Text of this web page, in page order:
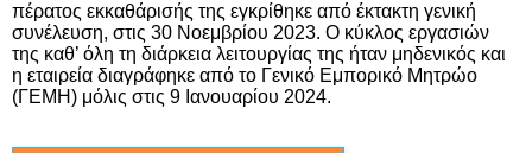
πέρατος εκκαθάρισής της εγκρίθηκε από έκτακτη γενική
συνέλευση, στις 30 Νοεμβρίου 2023. Ο κύκλος εργασιών
της καθ’ όλη τη διάρκεια λειτουργίας της ήταν μηδενικός και
η εταιρεία διαγράφηκε από το Γενικό Εμπορικό Μητρώο
(ΓΕΜΗ) μόλις στις 9 Ιανουαρίου 2024.